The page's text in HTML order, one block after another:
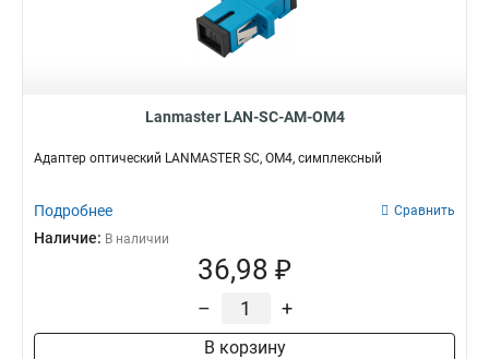
Lanmaster LAN-SC-AM-OM4
Адаптер оптический LANMASTER SC, OM4, симплексный
Подробнее Сравнить
Наличие: В наличии
36,98 ₽
– +
В корзину